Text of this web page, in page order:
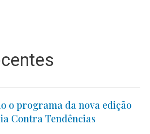
o programa da nova edição
Contra Tendências